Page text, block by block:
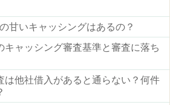
甘いキャッシングはあるの？
キャッシング審査基準と審査に落ち
は他社借入があると通らない？何件